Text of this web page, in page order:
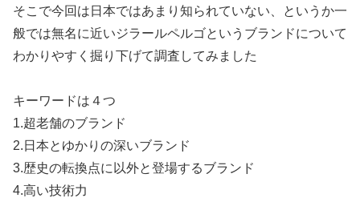
そこで今回は日本ではあまり知られていない、というか一
般では無名に近いジラールペルゴというブランドについて
わかりやすく掘り下げて調査してみました
キーワードは４つ
1.超老舗のブランド
2.日本とゆかりの深いブランド
3.歴史の転換点に以外と登場するブランド
4.高い技術力